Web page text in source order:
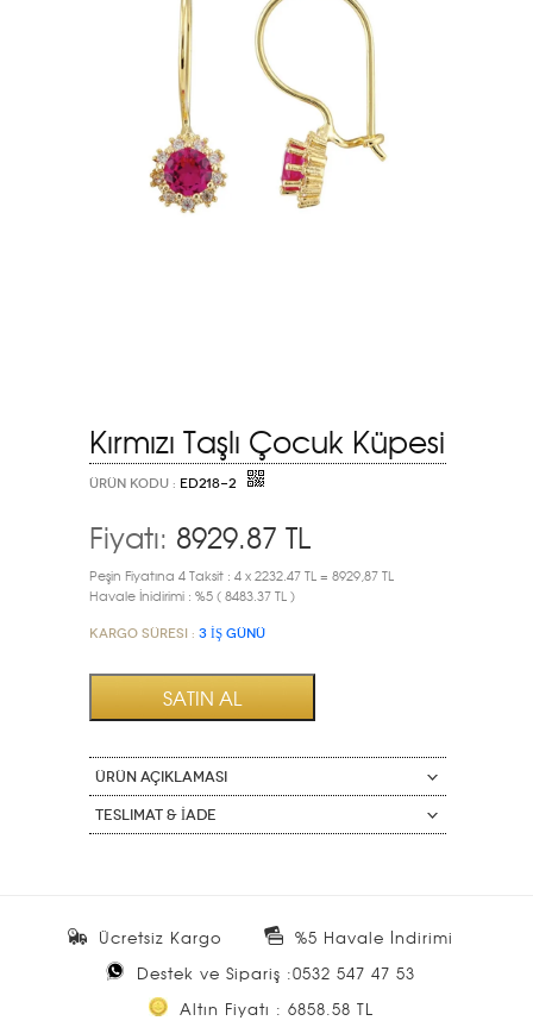
Kırmızı Taşlı Çocuk Küpesi
ÜRÜN KODU : ED218-2
Fiyatı: 8929.87 TL
Peşin Fiyatına 4 Taksit : 4 x 2232.47 TL = 8929,87 TL
Havale İnidirimi : %5 ( 8483.37 TL )
Kargo Süresi : 3 İŞ GÜNÜ
ÜRÜN AÇIKLAMASI
Teslimat & İade
Ücretsiz Kargo
%5 Havale İndirimi
Destek ve Sipariş :0532 547 47 53
Altın Fiyatı : 6858.58 TL